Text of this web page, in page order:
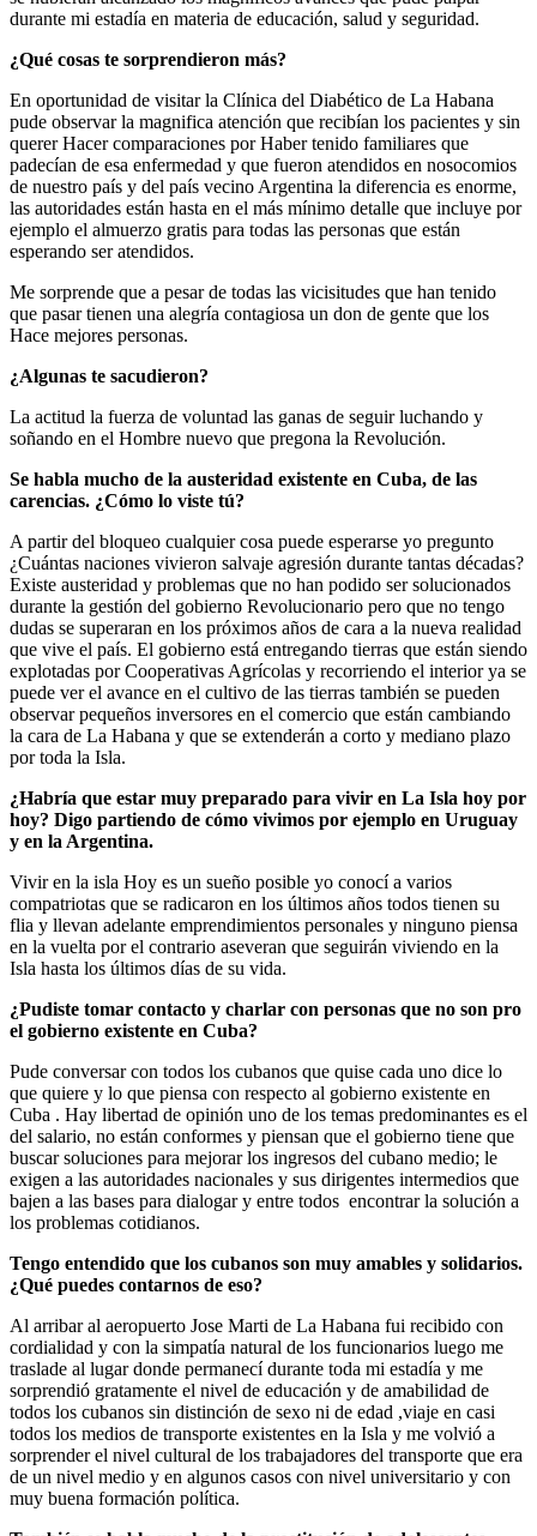
durante mi estadía en materia de educación, salud y seguridad.
¿Qué cosas te sorprendieron más?
En oportunidad de visitar la Clínica del Diabético de La Habana
pude observar la magnifica atención que recibían los pacientes y sin
querer Hacer comparaciones por Haber tenido familiares que
padecían de esa enfermedad y que fueron atendidos en nosocomios
de nuestro país y del país vecino Argentina la diferencia es enorme,
las autoridades están hasta en el más mínimo detalle que incluye por
ejemplo el almuerzo gratis para todas las personas que están
esperando ser atendidos.
Me sorprende que a pesar de todas las vicisitudes que han tenido
que pasar tienen una alegría contagiosa un don de gente que los
Hace mejores personas.
¿Algunas te sacudieron?
La actitud la fuerza de voluntad las ganas de seguir luchando y
soñando en el Hombre nuevo que pregona la Revolución.
Se habla mucho de la austeridad existente en Cuba, de las
carencias. ¿Cómo lo viste tú?
A partir del bloqueo cualquier cosa puede esperarse yo pregunto
¿Cuántas naciones vivieron salvaje agresión durante tantas décadas?
Existe austeridad y problemas que no han podido ser solucionados
durante la gestión del gobierno Revolucionario pero que no tengo
dudas se superaran en los próximos años de cara a la nueva realidad
que vive el país. El gobierno está entregando tierras que están siendo
explotadas por Cooperativas Agrícolas y recorriendo el interior ya se
puede ver el avance en el cultivo de las tierras también se pueden
observar pequeños inversores en el comercio que están cambiando
la cara de La Habana y que se extenderán a corto y mediano plazo
por toda la Isla.
¿Habría que estar muy preparado para vivir en La Isla hoy por
hoy? Digo partiendo de cómo vivimos por ejemplo en Uruguay
y en la Argentina.
Vivir en la isla Hoy es un sueño posible yo conocí a varios
compatriotas que se radicaron en los últimos años todos tienen su
flia y llevan adelante emprendimientos personales y ninguno piensa
en la vuelta por el contrario aseveran que seguirán viviendo en la
Isla hasta los últimos días de su vida.
¿Pudiste tomar contacto y charlar con personas que no son pro
el gobierno existente en Cuba?
Pude conversar con todos los cubanos que quise cada uno dice lo
que quiere y lo que piensa con respecto al gobierno existente en
Cuba . Hay libertad de opinión uno de los temas predominantes es el
del salario, no están conformes y piensan que el gobierno tiene que
buscar soluciones para mejorar los ingresos del cubano medio; le
exigen a las autoridades nacionales y sus dirigentes intermedios que
bajen a las bases para dialogar y entre todos encontrar la solución a
los problemas cotidianos.
Tengo entendido que los cubanos son muy amables y solidarios.
¿Qué puedes contarnos de eso?
Al arribar al aeropuerto Jose Marti de La Habana fui recibido con
cordialidad y con la simpatía natural de los funcionarios luego me
traslade al lugar donde permanecí durante toda mi estadía y me
sorprendió gratamente el nivel de educación y de amabilidad de
todos los cubanos sin distinción de sexo ni de edad ,viaje en casi
todos los medios de transporte existentes en la Isla y me volvió a
sorprender el nivel cultural de los trabajadores del transporte que era
de un nivel medio y en algunos casos con nivel universitario y con
muy buena formación política.